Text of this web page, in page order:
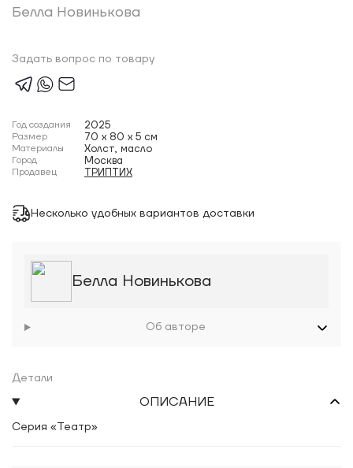
Белла Новинькова
Задать вопрос по товару
Год создания 2025
Размер 70 x 80 x 5 см
Материалы Холст, масло
Город Москва
Продавец ТРИПТИХ
Несколько удобных вариантов доставки
Белла Новинькова
Об авторе
Детали
ОПИСАНИЕ
Серия «Театр»